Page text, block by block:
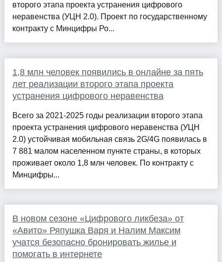
второго этапа проекта устранения цифрового
неравенства (УЦН 2.0). Проект по государственному
контракту с Минцифры Ро...
1,8 млн человек появились в онлайне за пять
лет реализации второго этапа проекта
устранения цифрового неравенства
Всего за 2021-2025 годы реализации второго этапа
проекта устранения цифрового неравенства (УЦН
2.0) устойчивая мобильная связь 2G/4G появилась в
7 881 малом населенном пункте страны, в которых
проживает около 1,8 млн человек. По контракту с
Минцифры...
В новом сезоне «Цифрового ликбеза» от
«Авито» Ряпушка Варя и Налим Максим
учатся безопасно бронировать жилье и
помогать в интернете